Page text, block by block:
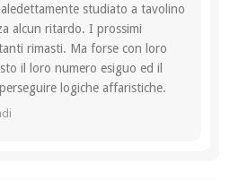
studiato a tavolino
alcun ritardo. I prossimi
rimasti. Ma forse con loro
il loro numero esiguo ed il
logiche affaristiche.